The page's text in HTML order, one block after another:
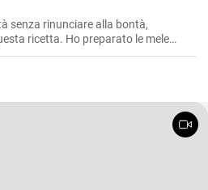
senza rinunciare alla bontà,
ricetta. Ho preparato le mele
nelle mattine d'inverno
ho bisogno di una colazione calda e
anche un'ottima soluzione per chi
ed equilibrato senza appesantirsi.
perfetta quando si ha poco tempo